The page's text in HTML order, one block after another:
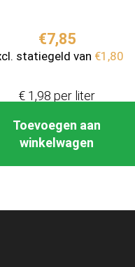
€7,85
statiegeld van €1,80
Toevoegen aan
winkelwagen
€ 1,98 per liter